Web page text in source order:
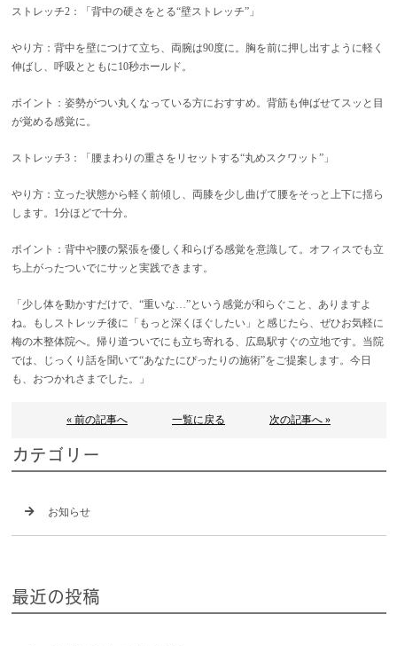
ストレッチ2：「背中の硬さをとる“壁ストレッチ”」
やり方：背中を壁につけて立ち、両腕は90度に。胸を前に押し出すように軽く
伸ばし、呼吸とともに10秒ホールド。
ポイント：姿勢がつい丸くなっている方におすすめ。背筋も伸ばせてスッと目
が覚める感覚に。
ストレッチ3：「腰まわりの重さをリセットする“丸めスクワット”」
やり方：立った状態から軽く前傾し、両膝を少し曲げて腰をそっと上下に揺ら
します。1分ほどで十分。
ポイント：背中や腰の緊張を優しく和らげる感覚を意識して。オフィスでも立
ち上がったついでにサッと実践できます。
「少し体を動かすだけで、“重いな…”という感覚が和らぐこと、ありますよ
ね。もしストレッチ後に「もっと深くほぐしたい」と感じたら、ぜひお気軽に
梅の木整体院へ。帰り道ついでにも立ち寄れる、広島駅すぐの立地です。当院
では、じっくり話を聞いて“あなたにぴったりの施術”をご提案します。今日
も、おつかれさまでした。」
« 前の記事へ 一覧に戻る 次の記事へ »
カテゴリー
お知らせ
最近の投稿